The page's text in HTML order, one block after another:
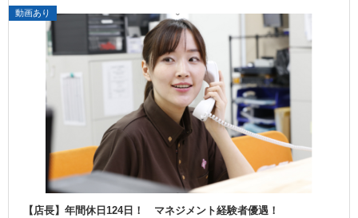
動画あり
【店長】年間休日124日！ マネジメント経験者優遇！